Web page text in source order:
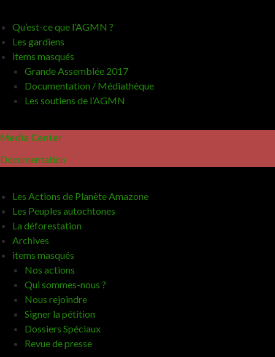
Qu’est-ce que l’AGMN ?
Les gardiens
items masqués
Grande Assemblée 2017
Documentation / Médiathèque
Les soutiens de l’AGMN
Media Center
Documentation
Les Actions de Planète Amazone
Les Peuples autochtones
La déforestation
Archives
items masqués
Nos actions
Qui sommes-nous ?
Nous rejoindre
Signer la pétition
Dossiers Spéciaux
Revue de presse